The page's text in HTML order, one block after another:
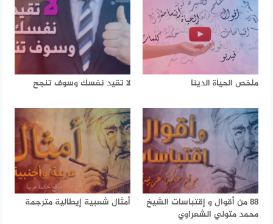
ملخص الحياة الدينا لا تقيد نفسك وسوف تنجح
88 من أقوال و إقتباسات الشيخ
محمد متولي الشعراوي
أمثال شعبية إيطالية مترجمة